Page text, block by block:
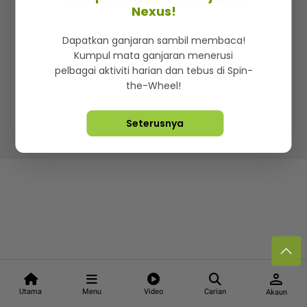
Utama Menu Video Carian
person
Akaun
Iklan di SMG360
Terma & Syarat Dasar Privasi
Lebih hot, viral dan sensasi
Hakcipta Terpelihara ©2026. Star Media Group Berhad
Nexus!
Dapatkan ganjaran sambil membaca!
Kumpul mata ganjaran menerusi
pelbagai aktiviti harian dan tebus di Spin-
the-Wheel!
Seterusnya